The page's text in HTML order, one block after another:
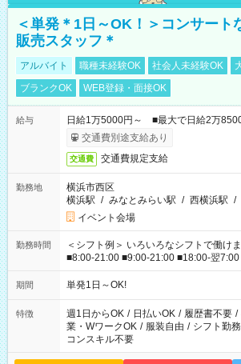
＜単発＊1日～OK！＞コンサート
販売スタッフ＊
アルバイト 職種未経験OK 社会人未経験OK
ブランクOK
WEB登録・面接OK
給与
日給1万5000円～ ■最大で日給2万8500
交通費別途支給あり
交通費 交通費規定支給
勤務地
横浜市西区
横浜駅 / みなとみらい駅 / 西横浜駅 /
イベント会場
勤務時間
＜シフト例＞ いろいろなシフトで働け
■8:00-21:00 ■9:00-21:00 ■18:00-翌
期間 単発1日～OK!
特徴 週1日からOK / 日払いOK / 履歴書不要 /
業・WワークOK / 服装自由 / シフト勤務
コンスキル不要